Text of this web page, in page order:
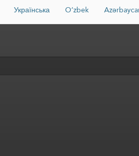
O‘zbek
Українська